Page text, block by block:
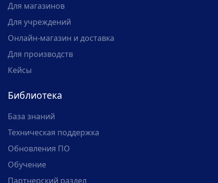
Для магазинов
Для учреждений
Онлайн-магазин и доставка
Для производств
Кейсы
Библиотека
База знаний
Техническая поддержка
Обновления ПО
Обучение
Партнерский раздел